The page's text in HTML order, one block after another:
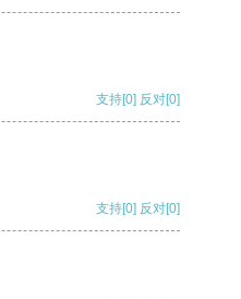
支持[0] 反对[0]
支持[0] 反对[0]